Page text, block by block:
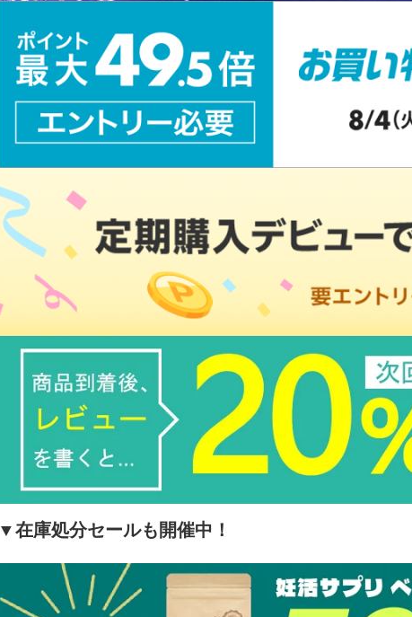
▼在庫処分セールも開催中！